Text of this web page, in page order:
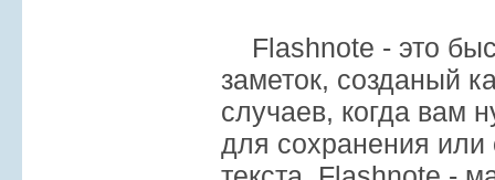
Flashnote - это
заметок, созданый
случаев, когда вам
для сохранения или